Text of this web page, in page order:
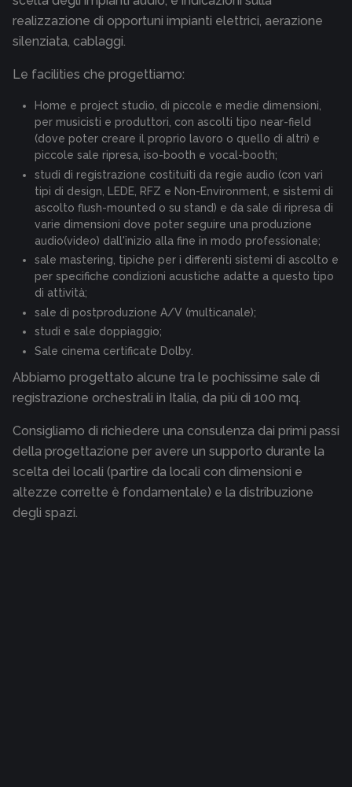
realizzazione di opportuni impianti elettrici, aerazione
silenziata, cablaggi.
Le facilities che progettiamo:
Home e project studio, di piccole e medie dimensioni,
per musicisti e produttori, con ascolti tipo near-field
(dove poter creare il proprio lavoro o quello di altri) e
piccole sale ripresa, iso-booth e vocal-booth;
studi di registrazione costituiti da regie audio (con vari
tipi di design, LEDE, RFZ e Non-Environment, e sistemi di
ascolto flush-mounted o su stand) e da sale di ripresa di
varie dimensioni dove poter seguire una produzione
audio(video) dall'inizio alla fine in modo professionale;
sale mastering, tipiche per i differenti sistemi di ascolto e
per specifiche condizioni acustiche adatte a questo tipo
di attività;
sale di postproduzione A/V (multicanale);
studi e sale doppiaggio;
Sale cinema certificate Dolby.
Abbiamo progettato alcune tra le pochissime sale di
registrazione orchestrali in Italia, da più di 100 mq.
Consigliamo di richiedere una consulenza dai primi passi
della progettazione per avere un supporto durante la
scelta dei locali (partire da locali con dimensioni e
altezze corrette è fondamentale) e la distribuzione
degli spazi.